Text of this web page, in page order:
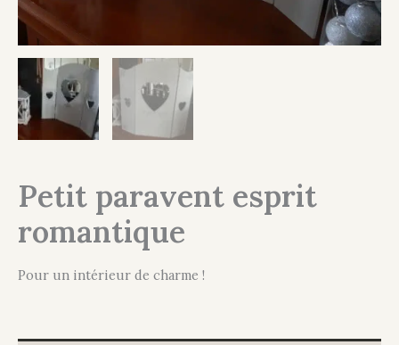
Petit paravent esprit
romantique
Pour un intérieur de charme !